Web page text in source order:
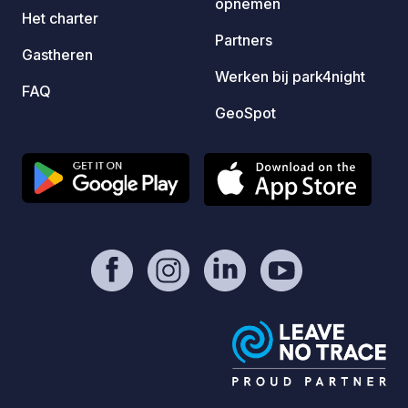
Het charter
Gastheren
FAQ
opnemen
Partners
Werken bij park4night
GeoSpot